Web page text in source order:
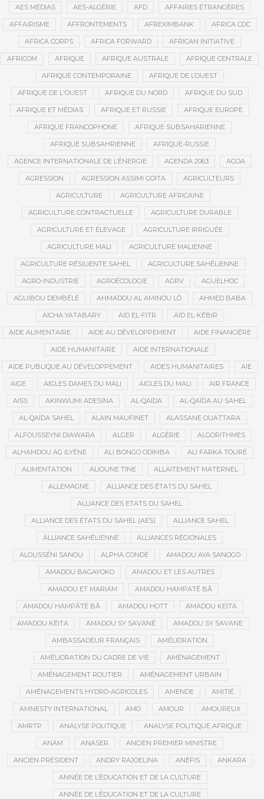
AES MÉDIAS AES-ALGÉRIE AFD AFFAIRES ÉTRANGÈRES
AFFAIRISME AFFRONTEMENTS AFREXIMBANK AFRICA CDC
AFRICA CORPS AFRICA FORWARD AFRICAN INITIATIVE
AFRICOM AFRIQUE AFRIQUE AUSTRALE AFRIQUE CENTRALE
AFRIQUE CONTEMPORAINE AFRIQUE DE L’OUEST
AFRIQUE DE L'OUEST AFRIQUE DU NORD AFRIQUE DU SUD
AFRIQUE ET MÉDIAS AFRIQUE ET RUSSIE AFRIQUE EUROPE
AFRIQUE FRANCOPHONE AFRIQUE SUBSAHARIENNE
AFRIQUE SUBSAHRIENNE AFRIQUE-RUSSIE
AGENCE INTERNATIONALE DE L’ÉNERGIE AGENDA 2063 AGOA
AGRESSION AGRESSION ASSIMI GOITA AGRICULTEURS
AGRICULTURE AGRICULTURE AFRICAINE
AGRICULTURE CONTRACTUELLE AGRICULTURE DURABLE
AGRICULTURE ET ÉLEVAGE AGRICULTURE IRRIGUÉE
AGRICULTURE MALI AGRICULTURE MALIENNE
AGRICULTURE RÉSILIENTE SAHEL AGRICULTURE SAHÉLIENNE
AGRO-INDUSTRIE AGROÉCOLOGIE AGRV AGUELHOC
AGUIBOU DEMBÉLÉ AHMADOU AL AMINOU LÔ AHMED BABA
AÏCHA YATABARY AÏD EL-FITR AÏD EL-KÉBIR
AIDE ALIMENTAIRE AIDE AU DÉVELOPPEMENT AIDE FINANCIÈRE
AIDE HUMANITAIRE AIDE INTERNATIONALE
AIDE PUBLIQUE AU DÉVELOPPEMENT AIDES HUMANITAIRES AIE
AIGE AIGLES DAMES DU MALI AIGLES DU MALI AIR FRANCE
AISS AKINWUMI ADESINA AL-QAÏDA AL-QAÏDA AU SAHEL
AL-QAÏDA SAHEL ALAIN MAUFINET ALASSANE OUATTARA
ALFOUSSEYNI DIAWARA ALGER ALGÉRIE ALGORITHMES
ALHAMDOU AG ILYÈNE ALI BONGO ODIMBA ALI FARKA TOURÉ
ALIMENTATION ALIOUNE TINE ALLAITEMENT MATERNEL
ALLEMAGNE ALLIANCE DES ÉTATS DU SAHEL
ALLIANCE DES ETATS DU SAHEL
ALLIANCE DES ÉTATS DU SAHEL (AES) ALLIANCE SAHEL
ALLIANCE SAHÉLIENNE ALLIANCES RÉGIONALES
ALOUSSÉNI SANOU ALPHA CONDÉ AMADOU AYA SANOGO
AMADOU BAGAYOKO AMADOU ET LES AUTRES
AMADOU ET MARIAM AMADOU HAMPATÉ BÂ
AMADOU HAMPÂTÉ BÂ AMADOU HOTT AMADOU KEÏTA
AMADOU KÉITA AMADOU SY SAVANÉ AMADOU SY SAVANE
AMBASSADEUR FRANÇAIS AMÉLIORATION
AMÉLIORATION DU CADRE DE VIE AMÉNAGEMENT
AMÉNAGEMENT ROUTIER AMÉNAGEMENT URBAIN
AMÉNAGEMENTS HYDRO-AGRICOLES AMENDE AMITIÉ
AMNESTY INTERNATIONAL AMO AMOUR AMOUREUX
AMRTP ANALYSE POLITIQUE ANALYSE POLITIQUE AFRIQUE
ANAM ANASER ANCIEN PREMIER MINISTRE
ANCIEN PRÉSIDENT ANDRY RAJOELINA ANÉFIS ANKARA
ANNÉE DE L’ÉDUCATION ET DE LA CULTURE
ANNÉE DE L’ÉDUCATION ET DE LA CULTURE